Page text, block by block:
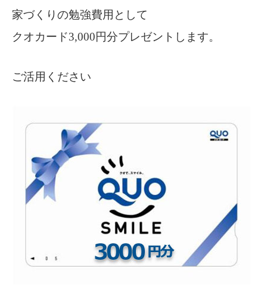
家づくりの勉強費用として
クオカード3,000円分プレゼントします。
ご活用ください